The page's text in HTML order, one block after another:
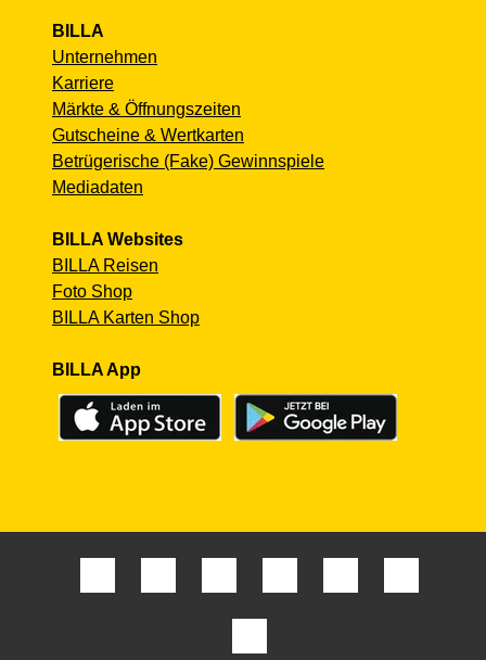
BILLA
Unternehmen
Karriere
Märkte & Öffnungszeiten
Gutscheine & Wertkarten
Betrügerische (Fake) Gewinnspiele
Mediadaten
BILLA Websites
BILLA Reisen
Foto Shop
BILLA Karten Shop
BILLA App